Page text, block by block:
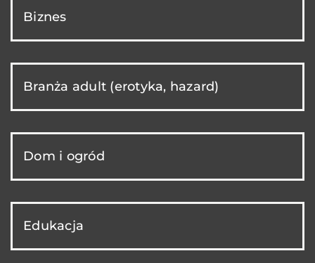
Biznes
Branża adult (erotyka, hazard)
Dom i ogród
Edukacja